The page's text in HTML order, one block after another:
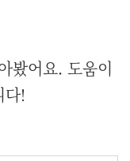
봤어요. 도움이
다!